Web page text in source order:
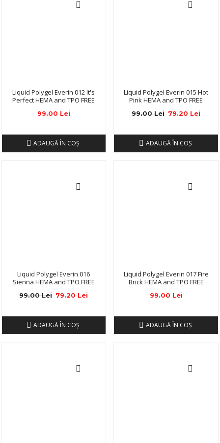
Liquid Polygel Everin 012 It's
Perfect HEMA and TPO FREE
99.00 Lei
ADAUGĂ ÎN COŞ
Liquid Polygel Everin 015 Hot
Pink HEMA and TPO FREE
79.20 Lei
99.00 Lei
ADAUGĂ ÎN COŞ
Liquid Polygel Everin 016
Sienna HEMA and TPO FREE
79.20 Lei
99.00 Lei
ADAUGĂ ÎN COŞ
Liquid Polygel Everin 017 Fire
Brick HEMA and TPO FREE
99.00 Lei
ADAUGĂ ÎN COŞ